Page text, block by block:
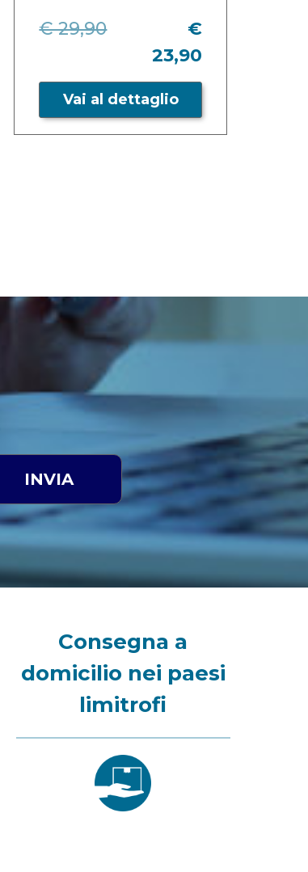
€ 29,90
€
23,90
Vai al dettaglio
INVIA
Consegna a
domicilio nei paesi
limitrofi